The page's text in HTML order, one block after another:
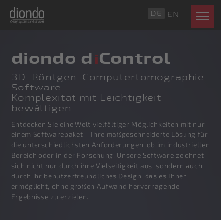
DE EN
diondo diControl
3D-Röntgen-Computertomographie-
Software
Komplexität mit Leichtigkeit
bewältigen
Entdecken Sie eine Welt vielfältiger Möglichkeiten mit nur
einem Softwarepaket – Ihre maßgeschneiderte Lösung für
die unterschiedlichsten Anforderungen, ob im industriellen
Bereich oder in der Forschung. Unsere Software zeichnet
sich nicht nur durch ihre Vielseitigkeit aus, sondern auch
durch ihr benutzerfreundliches Design, das es Ihnen
ermöglicht, ohne großen Aufwand hervorragende
Ergebnisse zu erzielen.